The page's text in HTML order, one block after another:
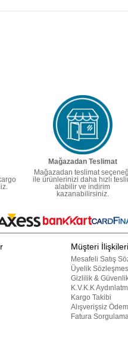
Mağazadan Teslimat
Mağazadan teslimat
ile ürünlerinizi daha hızlı
alabilir ve indirim
kazanabilirsiniz.
Müşteri İlişkileri
Mesafeli Satış
Üyelik
Gizlilik &
K.V.K.K
Kargo Takibi
Alışverişsiz
Fatura